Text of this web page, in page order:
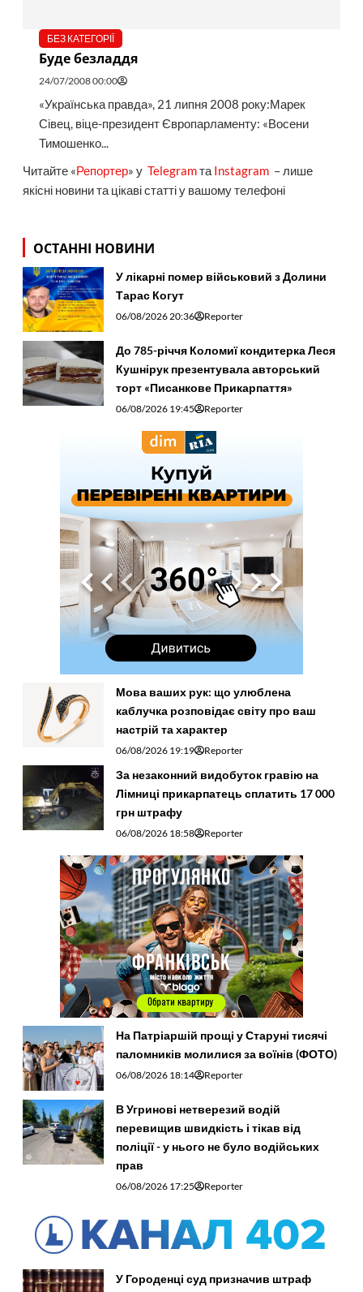
БЕЗ КАТЕГОРІЇ
Буде безладдя
24/07/2008 00:00
«Українська правда», 21 липня 2008 року:Марек
Сівец, віце-президент Європарламенту: «Восени
Тимошенко...
Читайте «Репортер» у Telegramта Instagram– лише
якісні новини та цікаві статті у вашому телефоні
ОСТАННІ НОВИНИ
У лікарні помер військовий з Долини
Тарас Когут
06/08/2026 20:36 Reporter
До 785-річчя Коломиї кондитерка Леся
Кушнірук презентувала авторський
торт «Писанкове Прикарпаття»
06/08/2026 19:45 Reporter
Мова ваших рук: що улюблена
каблучка розповідає світу про ваш
настрій та характер
06/08/2026 19:19 Reporter
За незаконний видобуток гравію на
Лімниці прикарпатець сплатить 17 000
грн штрафу
06/08/2026 18:58 Reporter
На Патріаршій прощі у Старуні тисячі
паломників молилися за воїнів (ФОТО)
06/08/2026 18:14 Reporter
В Угринові нетверезий водій
перевищив швидкість і тікав від
поліції - у нього не було водійських
прав
06/08/2026 17:25 Reporter
У Городенці суд призначив штраф